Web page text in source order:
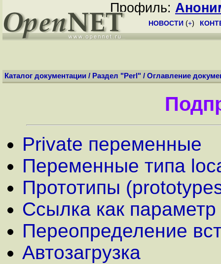
Профиль:
НОВОСТИ (+)
Каталог документации / Раздел "Perl" / Оглавление
Private переменные
Переменные типа
Прототипы
Ссылка как параметр
Переопределение
Автозагрузка